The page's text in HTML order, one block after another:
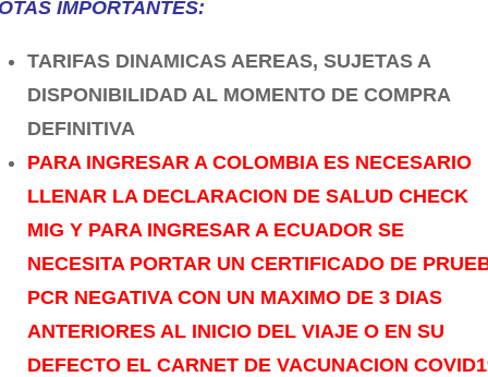
IMPORTANTES:
TARIFAS DINAMICAS AEREAS, SUJETAS A
DISPONIBILIDAD AL MOMENTO DE COMPRA
DEFINITIVA
PARA INGRESAR A COLOMBIA ES NECESARIO
LLENAR LA DECLARACION DE SALUD CHECK
MIG Y PARA INGRESAR A ECUADOR SE
NECESITA PORTAR UN CERTIFICADO DE
PCR NEGATIVA CON UN MAXIMO DE 3 DIAS
ANTERIORES AL INICIO DEL VIAJE O EN SU
DEFECTO EL CARNET DE VACUNACION